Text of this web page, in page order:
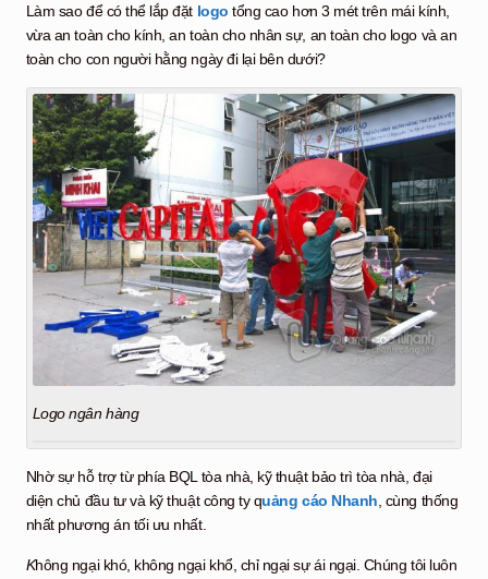
Làm sao để có thể lắp đặt logo tổng cao hơn 3 mét trên mái kính,
vừa an toàn cho kính, an toàn cho nhân sự, an toàn cho logo và an
toàn cho con người hằng ngày đi lại bên dưới?
Logo ngân hàng
Nhờ sự hỗ trợ từ phía BQL tòa nhà, kỹ thuật bảo trì tòa nhà, đại
diện chủ đầu tư và kỹ thuật công ty quảng cáo Nhanh , cùng thống
nhất phương án tối ưu nhất.
Không ngại khó, không ngại khổ, chỉ ngại sự ái ngại. Chúng tôi luôn